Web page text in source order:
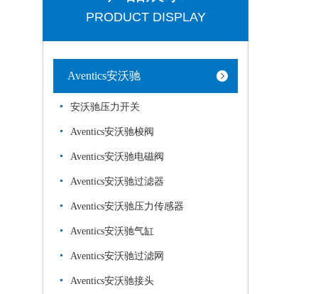
PRODUCT DISPLAY
Aventics安沃驰
安沃驰压力开关
Aventics安沃驰梭阀
Aventics安沃驰电磁阀
Aventics安沃驰过滤器
Aventics安沃驰压力传感器
Aventics安沃驰气缸
Aventics安沃驰过滤网
Aventics安沃驰接头